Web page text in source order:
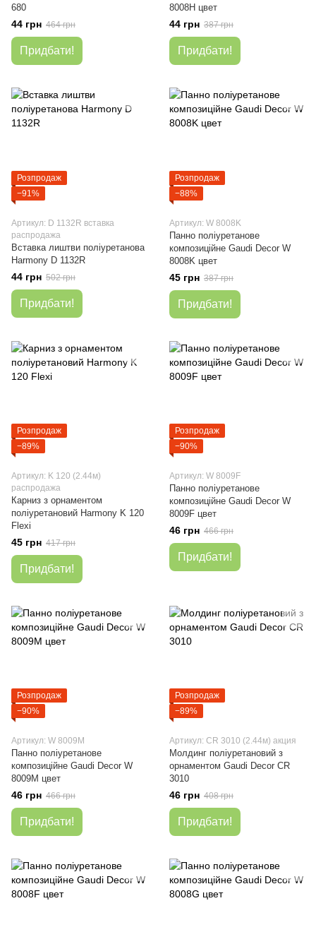
680
44 грн 464 грн
Придбати!
8008H цвет
44 грн 387 грн
Придбати!
Розпродаж
−91%
Артикул: D 1132R вставка
распродажа
Вставка лиштви поліуретанова
Harmony D 1132R
44 грн 502 грн
Придбати!
Розпродаж
−88%
Артикул: W 8008K
Панно поліуретанове
композиційне Gaudi Decor W
8008K цвет
45 грн 387 грн
Придбати!
Розпродаж
−89%
Артикул: K 120 (2.44м)
распродажа
Карниз з орнаментом
поліуретановий Harmony K 120
Flexi
45 грн 417 грн
Придбати!
Розпродаж
−90%
Артикул: W 8009F
Панно поліуретанове
композиційне Gaudi Decor W
8009F цвет
46 грн 466 грн
Придбати!
Розпродаж
−90%
Артикул: W 8009M
Панно поліуретанове
композиційне Gaudi Decor W
8009M цвет
46 грн 466 грн
Придбати!
Розпродаж
−89%
Артикул: CR 3010 (2.44м) акция
Молдинг поліуретановий з
орнаментом Gaudi Decor CR
3010
46 грн 408 грн
Придбати!